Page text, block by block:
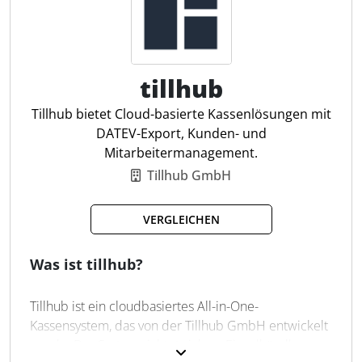
Integrierte Kundenverwaltung
Unbegrenzte User Anzahl
tillhub
Tillhub bietet Cloud-basierte Kassenlösungen mit
DATEV-Export, Kunden- und
Mitarbeitermanagement.
Tillhub GmbH
VERGLEICHEN
Was ist tillhub?
Tillhub ist ein cloudbasiertes All-in-One-
Kassensystem, das von der Tillhub GmbH entwickelt